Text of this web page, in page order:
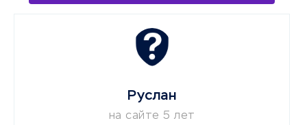
Руслан
на сайте 5 лет